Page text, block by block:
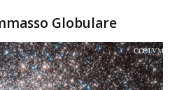
Globulare